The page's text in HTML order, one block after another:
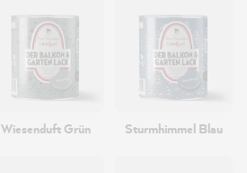
Wiesenduft Grün Sturmhimmel Blau